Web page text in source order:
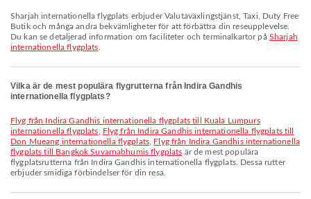
Sharjah internationella flygplats erbjuder Valutaväxlingstjänst, Taxi, Duty Free
Butik och många andra bekvämligheter för att förbättra din reseupplevelse.
Du kan se detaljerad information om faciliteter och terminalkartor på Sharjah
internationella flygplats
Vilka är de mest populära flygrutterna från Indira Gandhis
internationella flygplats?
Flyg från Indira Gandhis internationella flygplats till Kuala Lumpurs
internationella flygplats
Flyg från Indira Gandhis internationella flygplats till
Don Mueang internationella flygplats Flyg från Indira Gandhis internationella
flygplats till Bangkok Suvarnabhumis flygplats är de mest populära
flygplatsrutterna från Indira Gandhis internationella flygplats. Dessa rutter
erbjuder smidiga förbindelser för din resa.